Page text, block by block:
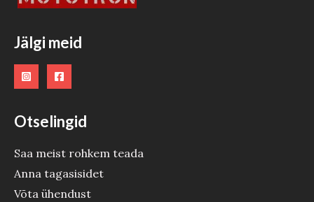
Jälgi meid
Otselingid
Saa meist rohkem teada
Anna tagasisidet
Võta ühendust